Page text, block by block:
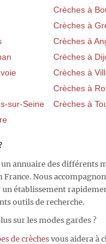
Crèches à
Crèches à
Crèches à
Crèches à
Crèches à
Crèches à
sur-Seine
Crèches à
annuaire des différents
France. Nous
établissement
outils de recherche.
sur les modes gardes ?
de crèchesvous aidera à